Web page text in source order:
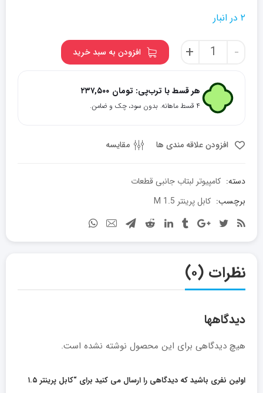
۲ در انبار
-
کابل
پرینتر
M
عدد
+ افزودن به سبد خرید
هر قسط با ترب‌پی: ۲۳۷,۵۰۰ تومان
۴ قسط ماهانه. بدون سود، چک و ضامن.
افزودن علاقه مندی ها مقایسه
دسته: کامپیوتر لبتاب جانبی قطعات
برچسب: کابل پرینتر 1.5 M
نظرات (۰)
دیدگاهها
هیچ دیدگاهی برای این محصول نوشته نشده است.
اولین نفری باشید که دیدگاهی را ارسال می کنید برای “کابل پرینتر ۱.۵